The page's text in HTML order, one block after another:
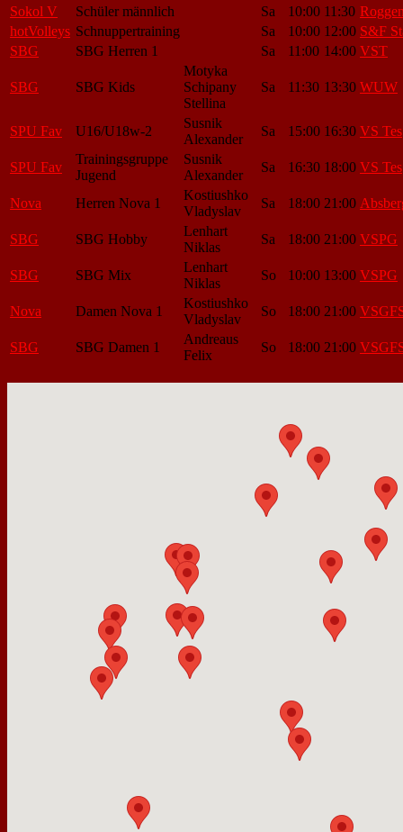
Sokol V
Schüler männlich Sa 10:00 11:30
hotVolleys Schnuppertraining Sa 10:00 12:00 S&F
SBG
SBG Herren 1 Sa 11:00 14:00 VST
SBG SBG Kids
Motyka
Schipany
Stellina
Sa 11:30 13:30 WUW
SPU Fav U16/U18w-2
Susnik
Alexander
Sa 15:00 16:30 VS Tes
SPU Fav
Trainingsgruppe
Jugend
Susnik
Alexander
Sa 16:30 18:00 VS Tes
Nova Herren Nova 1
Kostiushko
Vladyslav
Sa 18:00 21:00
SBG SBG Hobby
Lenhart
Niklas
Sa 18:00 21:00 VSPG
SBG SBG Mix
Lenhart
Niklas
So 10:00 13:00 VSPG
Nova Damen Nova 1
Kostiushko
Vladyslav
So 18:00 21:00
SBG SBG Damen 1
Andreaus
Felix
So 18:00 21:00